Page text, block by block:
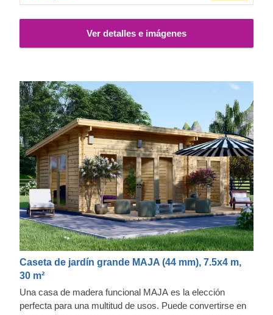
Ver detalles e imágenes
Caseta de jardín grande MAJA (44 mm), 7.5x4 m,
30 m²
Una casa de madera funcional MAJA es la elección
perfecta para una multitud de usos. Puede convertirse en